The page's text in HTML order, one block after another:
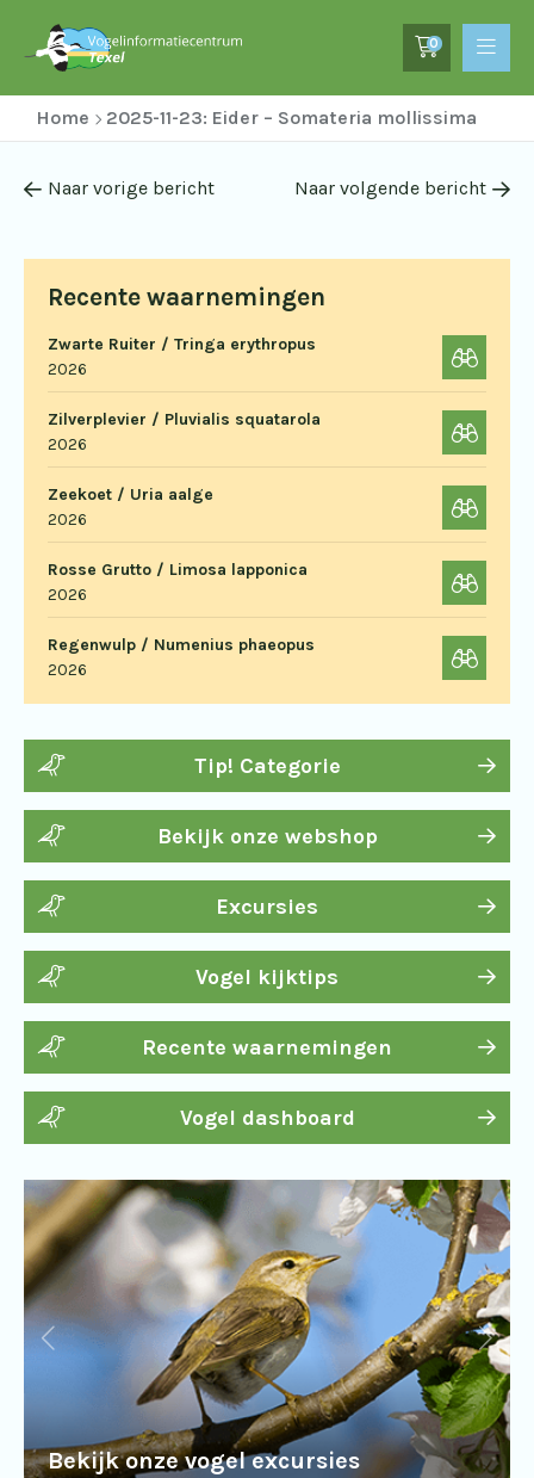
0
Home 2025-11-23: Eider – Somateria mollissima
Recente waarnemingen
Zwarte Ruiter / Tringa erythropus
2026
Zilverplevier / Pluvialis squatarola
2026
Zeekoet / Uria aalge
2026
Rosse Grutto / Limosa lapponica
2026
Regenwulp / Numenius phaeopus
2026
Tip! Categorie
Bekijk onze webshop
Excursies
Vogel kijktips
Recente waarnemingen
Vogel dashboard
Bekijk onze vogel excursies
Naar vorige bericht Naar volgende bericht